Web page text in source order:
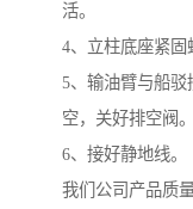
活。
4、立柱底座紧固
5、输油臂与船
空，关好排空阀。
6、接好静地线。
我们公司产品质